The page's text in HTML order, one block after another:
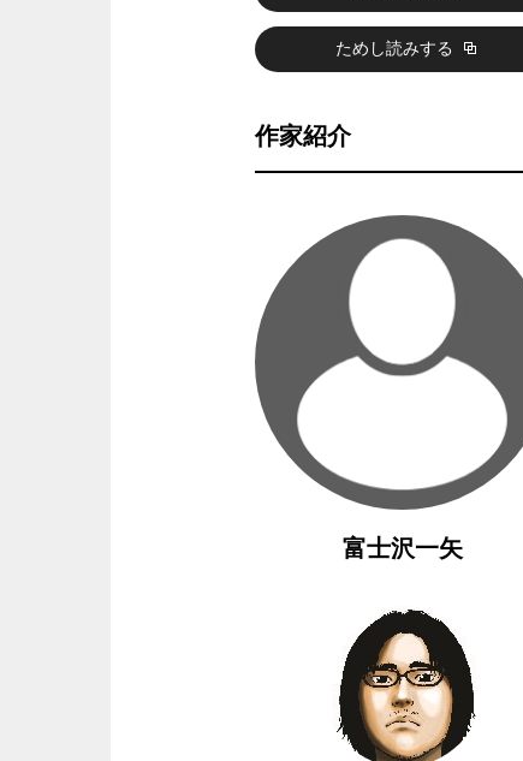
ためし読みする
作家紹介
富士沢一矢